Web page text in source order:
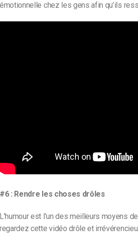
émotionnelle chez les gens afin qu’ils
#6 : Rendre les choses drôles
L’humour est l’un des meilleurs moyens
regardez cette vidéo drôle et